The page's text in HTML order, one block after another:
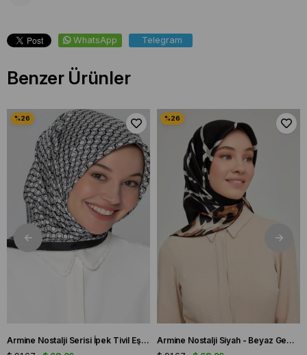
WhatsApp Telegram
Benzer Ürünler
Armine Nostalji Serisi İpek Tivil Eşarp 8401 - 88
Armine Nostalji Siyah - Beyaz Geometrik Desen Tivil İpek Eşarp 8653 - 20